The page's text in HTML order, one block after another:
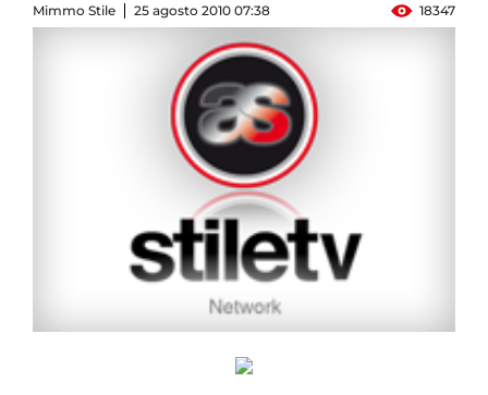
Mimmo Stile 25 agosto 2010 07:38 18347